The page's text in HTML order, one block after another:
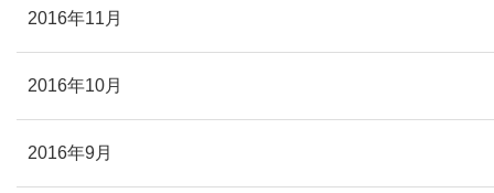
2016年11月
2016年10月
2016年9月